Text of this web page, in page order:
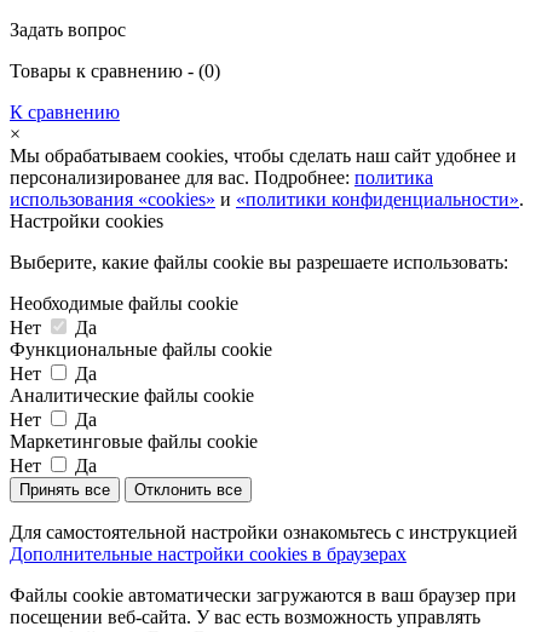
Задать вопрос
Товары к сравнению - (0)
К сравнению
×
Мы обрабатываем cookies, чтобы сделать наш сайт удобнее и
персонализированее для вас. Подробнее: политика
использования «cookies» и «политики конфиденциальности».
Настройки cookies
Выберите, какие файлы cookie вы разрешаете использовать:
Необходимые файлы cookie
Нет
Да
Функциональные файлы cookie
Нет
Да
Аналитические файлы cookie
Нет
Да
Маркетинговые файлы cookie
Нет
Да
Принять все Отклонить все
Для самостоятельной настройки ознакомьтесь с инструкцией
Дополнительные настройки cookies в браузерах
Файлы cookie автоматически загружаются в ваш браузер при
посещении веб-сайта. У вас есть возможность управлять